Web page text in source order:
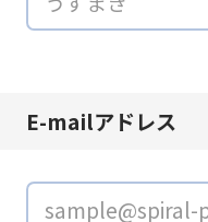
E-mailアドレス